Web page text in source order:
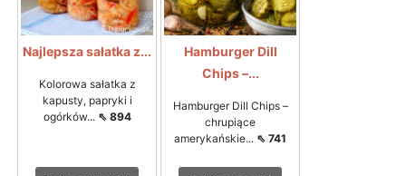
Najlepsza sałatka z...
Kolorowa sałatka z
kapusty, papryki i
ogórków... ⇖ 894
Hamburger Dill
Chips –...
Hamburger Dill Chips –
chrupiące
amerykańskie... ⇖ 741